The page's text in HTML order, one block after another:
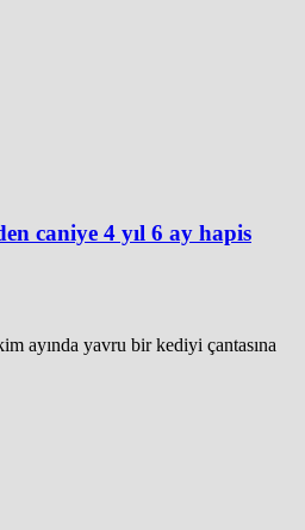
caniye 4 yıl 6 ay hapis
ayında yavru bir kediyi çantasına